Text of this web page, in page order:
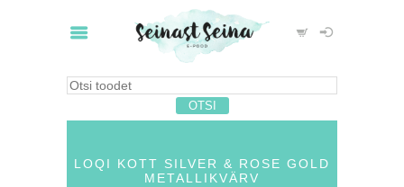
LOQI KOTT SILVER & ROSE GOLD
METALLIKVÄRV